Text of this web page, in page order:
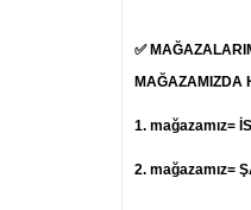
✅
MAĞAZAMIZDA
1. mağazamız=
2. mağazamız=